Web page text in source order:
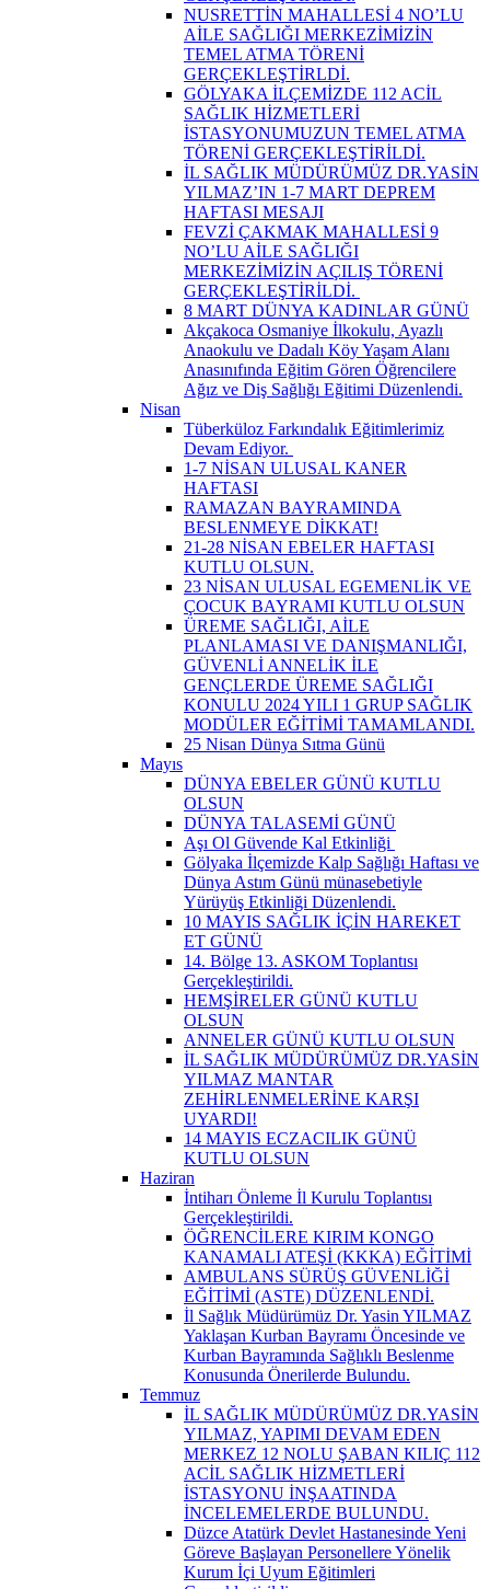
NUSRETTİN MAHALLESİ 4 NO’LU
AİLE SAĞLIĞI MERKEZİMİZİN
TEMEL ATMA TÖRENİ
GERÇEKLEŞTİRLDİ.
GÖLYAKA İLÇEMİZDE 112 ACİL
SAĞLIK HİZMETLERİ
İSTASYONUMUZUN TEMEL ATMA
TÖRENİ GERÇEKLEŞTİRİLDİ.
İL SAĞLIK MÜDÜRÜMÜZ DR.YASİN
YILMAZ’IN 1-7 MART DEPREM
HAFTASI MESAJI
FEVZİ ÇAKMAK MAHALLESİ 9
NO’LU AİLE SAĞLIĞI
MERKEZİMİZİN AÇILIŞ TÖRENİ
GERÇEKLEŞTİRİLDİ. ​
8 MART DÜNYA KADINLAR GÜNÜ
Akçakoca Osmaniye İlkokulu, Ayazlı
Anaokulu ve Dadalı Köy Yaşam Alanı
Anasınıfında Eğitim Gören Öğrencilere
Ağız ve Diş Sağlığı Eğitimi Düzenlendi.
Nisan
Tüberküloz Farkındalık Eğitimlerimiz
Devam Ediyor. ​
1-7 NİSAN ULUSAL KANER
HAFTASI
RAMAZAN BAYRAMINDA
BESLENMEYE DİKKAT!
21-28 NİSAN EBELER HAFTASI
KUTLU OLSUN.
23 NİSAN ULUSAL EGEMENLİK VE
ÇOCUK BAYRAMI KUTLU OLSUN
ÜREME SAĞLIĞI, AİLE
PLANLAMASI VE DANIŞMANLIĞI,
GÜVENLİ ANNELİK İLE
GENÇLERDE ÜREME SAĞLIĞI
KONULU 2024 YILI 1 GRUP SAĞLIK
MODÜLER EĞİTİMİ TAMAMLANDI.
25 Nisan Dünya Sıtma Günü
Mayıs
DÜNYA EBELER GÜNÜ KUTLU
OLSUN
DÜNYA TALASEMİ GÜNÜ
Aşı Ol Güvende Kal Etkinliği ​
Gölyaka İlçemizde Kalp Sağlığı Haftası ve
Dünya Astım Günü münasebetiyle
Yürüyüş Etkinliği Düzenlendi.
10 MAYIS SAĞLIK İÇİN HAREKET
ET GÜNÜ
14. Bölge 13. ASKOM Toplantısı
Gerçekleştirildi.
HEMŞİRELER GÜNÜ KUTLU
OLSUN
ANNELER GÜNÜ KUTLU OLSUN
İL SAĞLIK MÜDÜRÜMÜZ DR.YASİN
YILMAZ MANTAR
ZEHİRLENMELERİNE KARŞI
UYARDI!
14 MAYIS ECZACILIK GÜNÜ
KUTLU OLSUN
Haziran
İntiharı Önleme İl Kurulu Toplantısı
Gerçekleştirildi.
ÖĞRENCİLERE KIRIM KONGO
KANAMALI ATEŞİ (KKKA) EĞİTİMİ
AMBULANS SÜRÜŞ GÜVENLİĞİ
EĞİTİMİ (ASTE) DÜZENLENDİ.
İl Sağlık Müdürümüz Dr. Yasin YILMAZ
Yaklaşan Kurban Bayramı Öncesinde ve
Kurban Bayramında Sağlıklı Beslenme
Konusunda Önerilerde Bulundu.
Temmuz
İL SAĞLIK MÜDÜRÜMÜZ DR.YASİN
YILMAZ, YAPIMI DEVAM EDEN
MERKEZ 12 NOLU ŞABAN KILIÇ 112
ACİL SAĞLIK HİZMETLERİ
İSTASYONU İNŞAATINDA
İNCELEMELERDE BULUNDU.
Düzce Atatürk Devlet Hastanesinde Yeni
Göreve Başlayan Personellere Yönelik
Kurum İçi Uyum Eğitimleri